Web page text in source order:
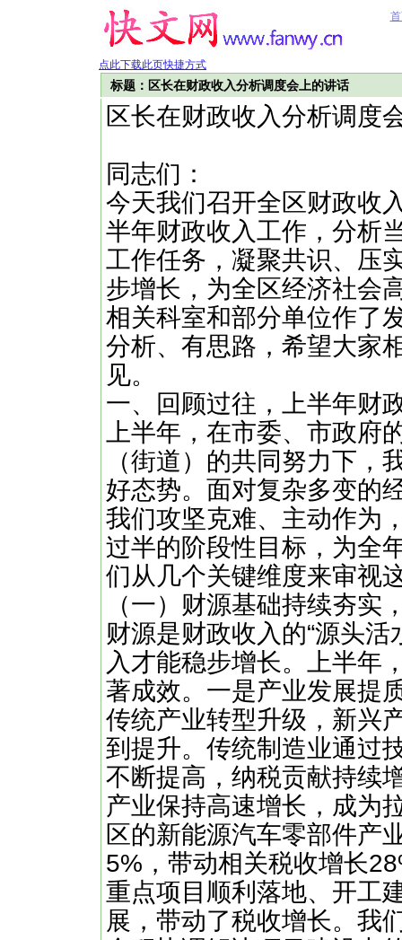
点此下载此页快捷方式
标题：区长在财政收入分析调度会上的讲话
区长在财政收入分析调度
同志们：
今天我们召开全区财政收
半年财政收入工作，分析
工作任务，凝聚共识、压
步增长，为全区经济社会
相关科室和部分单位作了
分析、有思路，希望大家
见。
一、回顾过往，上半年财
上半年，在市委、市政府
（街道）的共同努力下，
好态势。面对复杂多变的
我们攻坚克难、主动作为
过半的阶段性目标，为全
们从几个关键维度来审视
（一）财源基础持续夯实
财源是财政收入的“源头
入才能稳步增长。上半年
著成效。一是产业发展提
传统产业转型升级，新兴
到提升。传统制造业通过
不断提高，纳税贡献持续
产业保持高速增长，成为
区的新能源汽车零部件产
5%，带动相关税收增长
重点项目顺利落地、开工
展，带动了税收增长。我